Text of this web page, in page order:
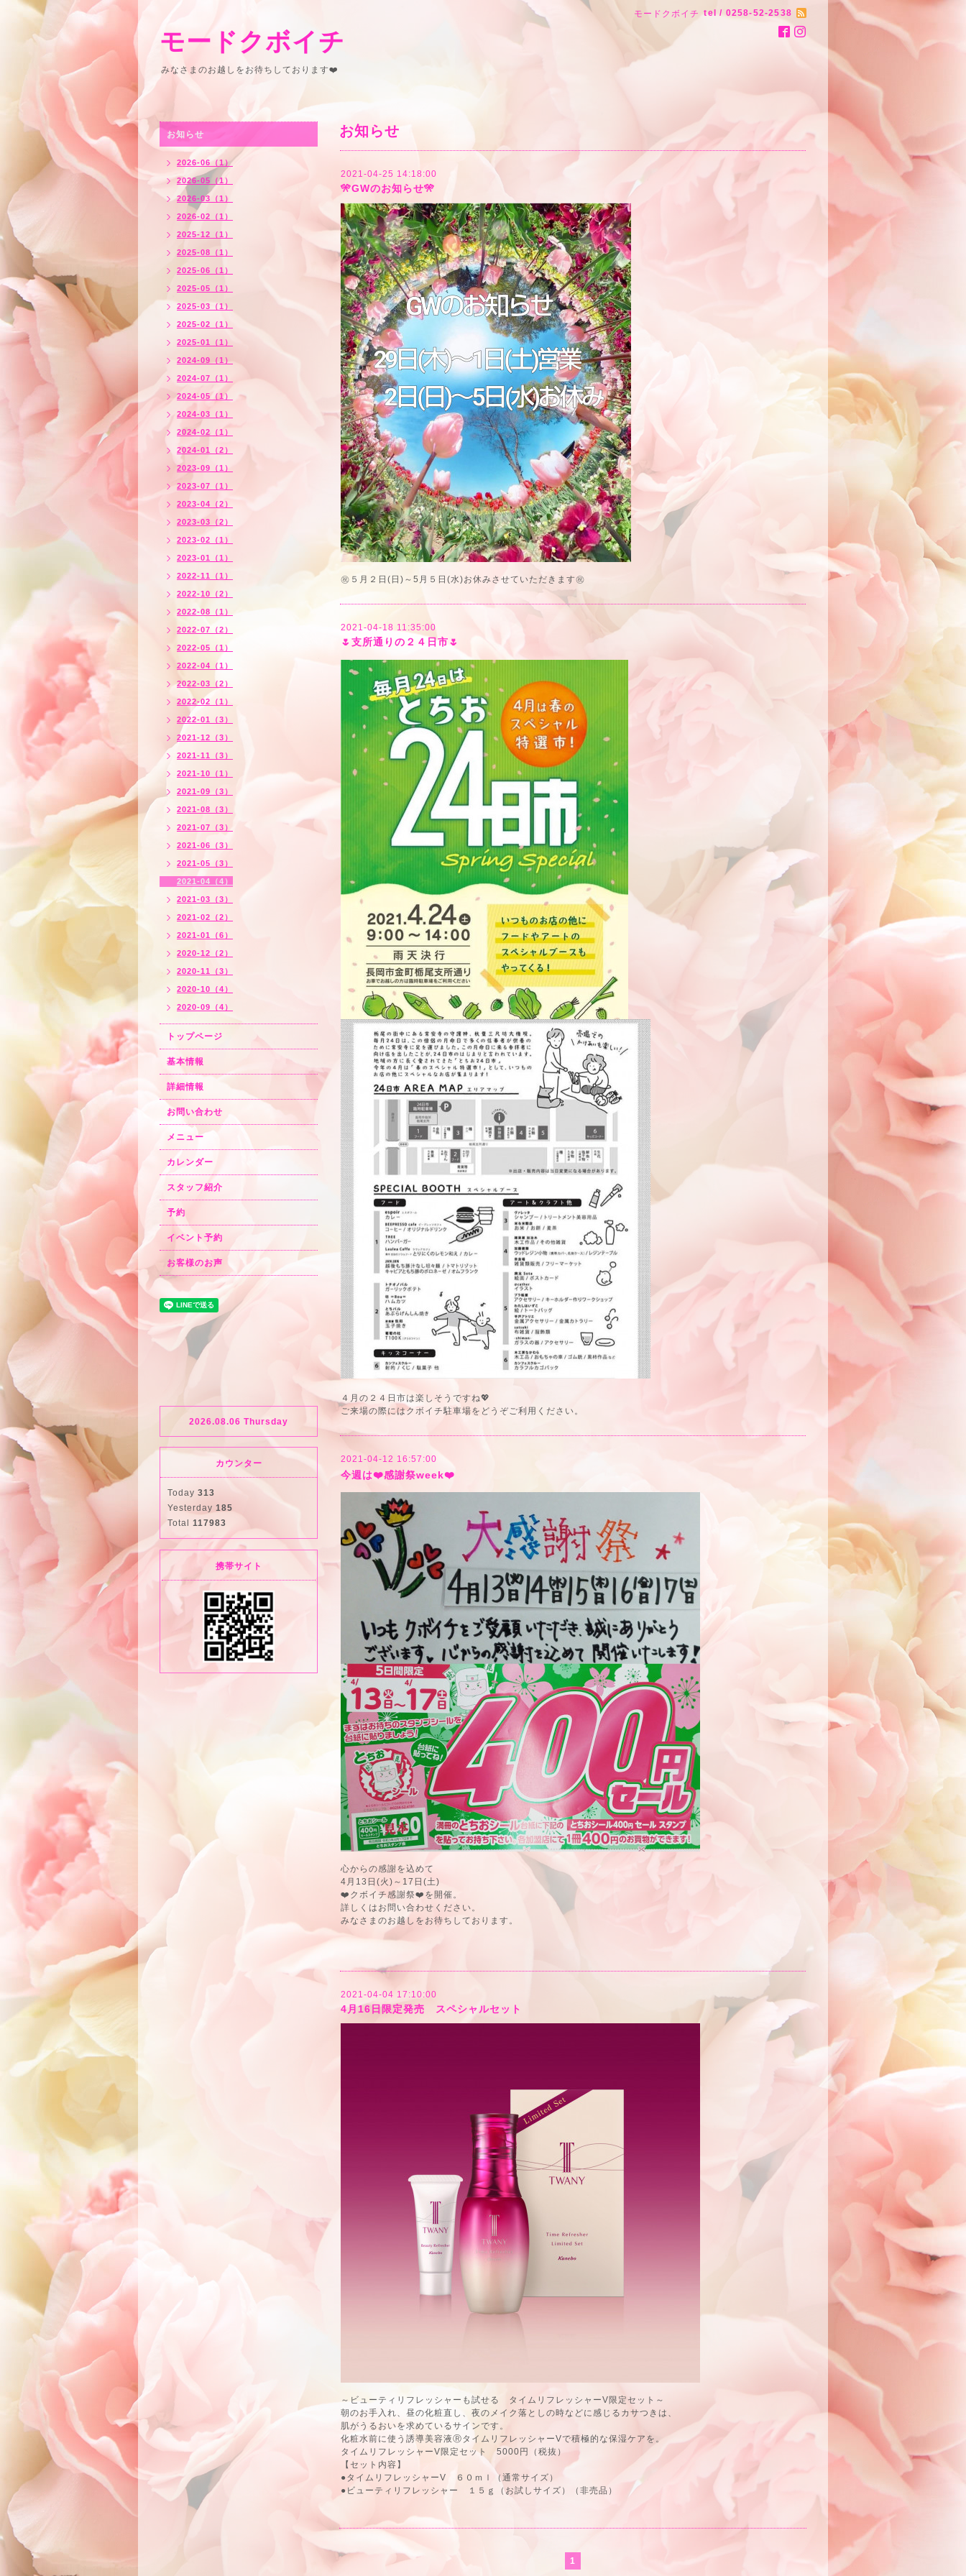
モードクボイチ tel / 0258-52-2538
モードクボイチ
みなさまのお越しをお待ちしております❤️
お知らせ
2021-04-25 14:18:00
🎌GWのお知らせ🎌
㊗５月２日(日)～5月５日(水)お休みさせていただきます㊗
2021-04-18 11:35:00
🌷支所通りの２４日市🌷
４月の２４日市は楽しそうですね💖
ご来場の際にはクボイチ駐車場をどうぞご利用ください。
2021-04-12 16:57:00
今週は❤️感謝祭week❤️
心からの感謝を込めて
4月13日(火)～17日(土)
❤️クボイチ感謝祭❤️を開催。
詳しくはお問い合わせください。
みなさまのお越しをお待ちしております。
2021-04-04 17:10:00
4月16日限定発売 スペシャルセット
～ビューティリフレッシャーも試せる タイムリフレッシャーV限定セット～
朝のお手入れ、昼の化粧直し、夜のメイク落としの時などに感じるカサつきは、
肌がうるおいを求めているサインです。
化粧水前に使う誘導美容液ⓇタイムリフレッシャーVで積極的な保湿ケアを。
タイムリフレッシャーV限定セット 5000円（税抜）
【セット内容】
●タイムリフレッシャーV ６０ｍｌ（通常サイズ）
●ビューティリフレッシャー １５ｇ（お試しサイズ）（非売品）
1
お知らせ
2026-06（1）
2026-05（1）
2026-03（1）
2026-02（1）
2025-12（1）
2025-08（1）
2025-06（1）
2025-05（1）
2025-03（1）
2025-02（1）
2025-01（1）
2024-09（1）
2024-07（1）
2024-05（1）
2024-03（1）
2024-02（1）
2024-01（2）
2023-09（1）
2023-07（1）
2023-04（2）
2023-03（2）
2023-02（1）
2023-01（1）
2022-11（1）
2022-10（2）
2022-08（1）
2022-07（2）
2022-05（1）
2022-04（1）
2022-03（2）
2022-02（1）
2022-01（3）
2021-12（3）
2021-11（3）
2021-10（1）
2021-09（3）
2021-08（3）
2021-07（3）
2021-06（3）
2021-05（3）
2021-04（4）
2021-03（3）
2021-02（2）
2021-01（6）
2020-12（2）
2020-11（3）
2020-10（4）
2020-09（4）
トップページ
基本情報
詳細情報
お問い合わせ
メニュー
カレンダー
スタッフ紹介
予約
イベント予約
お客様のお声
2026.08.06 Thursday
カウンター
Today 313
Yesterday 185
Total 117983
携帯サイト